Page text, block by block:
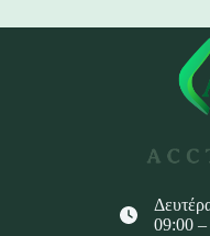
Εταιρείες
09:00